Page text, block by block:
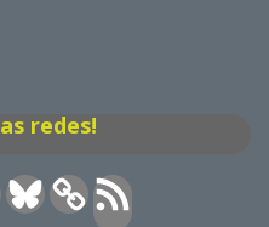
redes!
Bluesky Feed
RSS